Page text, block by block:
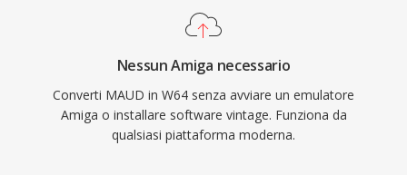
la semplicità del WAV senza il frustrante limite
Nessun Amiga necessario
Converti MAUD in W64 senza avviare un emulatore
Amiga o installare software vintage. Funziona da
qualsiasi piattaforma moderna.